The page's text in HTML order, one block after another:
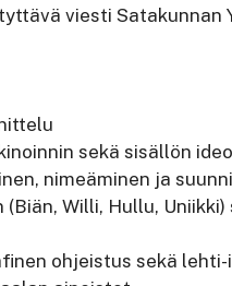
viesti
sekä sisällön
nimeäminen ja
Willi, Hullu,
ohjeistus sekä